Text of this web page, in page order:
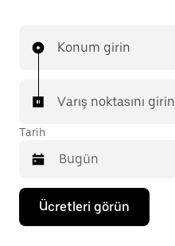
Konum girin
Varış noktasını girin
Tarih
Takvimle
etkileşime
geçmek
Ücretleri görün